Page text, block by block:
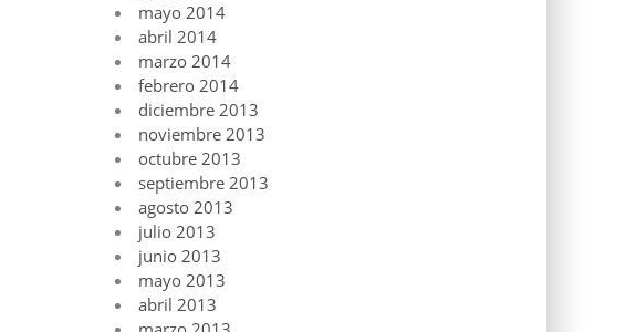
mayo 2014
abril 2014
marzo 2014
febrero 2014
diciembre 2013
noviembre 2013
octubre 2013
septiembre 2013
agosto 2013
julio 2013
junio 2013
mayo 2013
abril 2013